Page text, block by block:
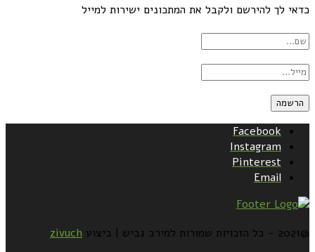
כדאי לך להירשם ולקבל את המתכונים ישירות למייל
Facebook
Instagram
Pinterest
Email
@2021 - כל הזכויות שמורות למירב גביש | ביצוע zivuch